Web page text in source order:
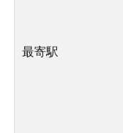
最寄駅